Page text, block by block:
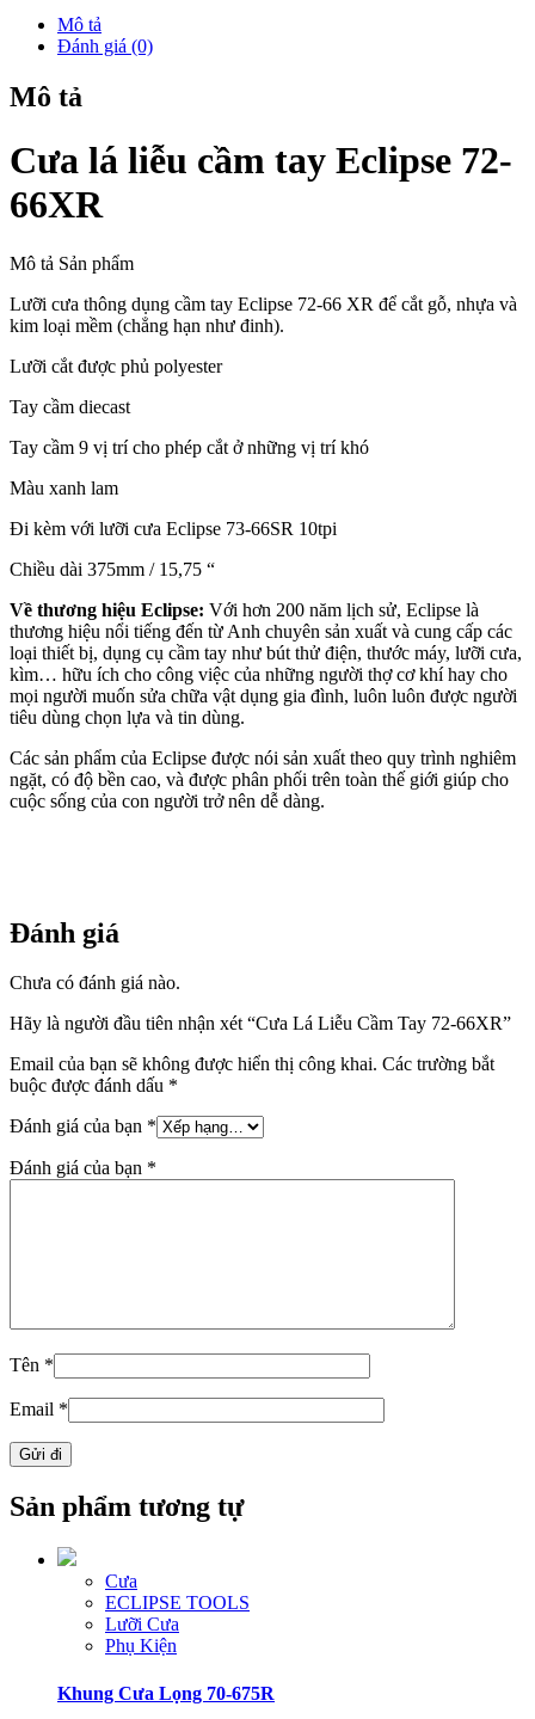
Mô tả
Đánh giá (0)
Mô tả
Cưa lá liễu cầm tay Eclipse 72-
66XR
Mô tả Sản phẩm
Lưỡi cưa thông dụng cầm tay Eclipse 72-66 XR để cắt gỗ, nhựa và
kim loại mềm (chẳng hạn như đinh).
Lưỡi cắt được phủ polyester
Tay cầm diecast
Tay cầm 9 vị trí cho phép cắt ở những vị trí khó
Màu xanh lam
Đi kèm với lưỡi cưa Eclipse 73-66SR 10tpi
Chiều dài 375mm / 15,75 “
Về thương hiệu Eclipse: Với hơn 200 năm lịch sử, Eclipse là
thương hiệu nổi tiếng đến từ Anh chuyên sản xuất và cung cấp các
loại thiết bị, dụng cụ cầm tay như bút thử điện, thước máy, lưỡi cưa,
kìm… hữu ích cho công việc của những người thợ cơ khí hay cho
mọi người muốn sửa chữa vật dụng gia đình, luôn luôn được người
tiêu dùng chọn lựa và tin dùng.
Các sản phẩm của Eclipse được nói sản xuất theo quy trình nghiêm
ngặt, có độ bền cao, và được phân phối trên toàn thế giới giúp cho
cuộc sống của con người trở nên dễ dàng.
Đánh giá
Chưa có đánh giá nào.
Hãy là người đầu tiên nhận xét “Cưa Lá Liễu Cầm Tay 72-66XR”
Email của bạn sẽ không được hiển thị công khai. Các trường bắt
buộc được đánh dấu *
Đánh giá của bạn *
Đánh giá của bạn *
Tên *
Email *
Sản phẩm tương tự
Cưa
ECLIPSE TOOLS
Lưỡi Cưa
Phụ Kiện
Khung Cưa Lọng 70-675R